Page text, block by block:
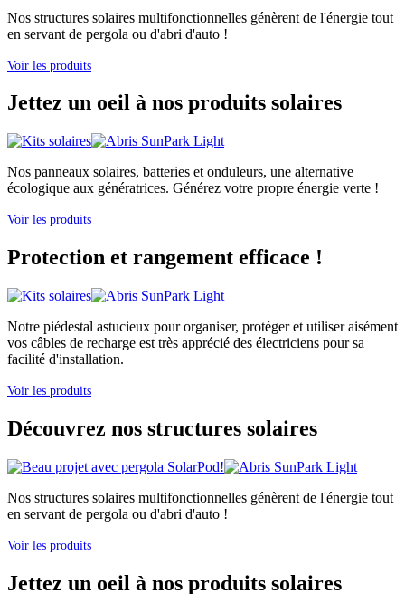
Nos structures solaires multifonctionnelles génèrent de l'énergie tout
en servant de pergola ou d'abri d'auto !
Voir les produits
Jettez un oeil à nos produits solaires
Nos panneaux solaires, batteries et onduleurs, une alternative
écologique aux génératrices. Générez votre propre énergie verte !
Voir les produits
Protection et rangement efficace !
Notre piédestal astucieux pour organiser, protéger et utiliser aisément
vos câbles de recharge est très apprécié des électriciens pour sa
facilité d'installation.
Voir les produits
Découvrez nos structures solaires
Nos structures solaires multifonctionnelles génèrent de l'énergie tout
en servant de pergola ou d'abri d'auto !
Voir les produits
Jettez un oeil à nos produits solaires